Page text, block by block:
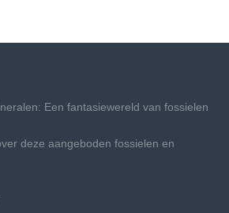
Een fantasiewereld van fossielen
deze aangeboden fossielen en